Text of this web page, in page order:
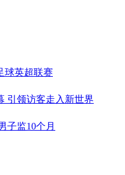
球英超联赛
引领访客走入新世界
子监10个月